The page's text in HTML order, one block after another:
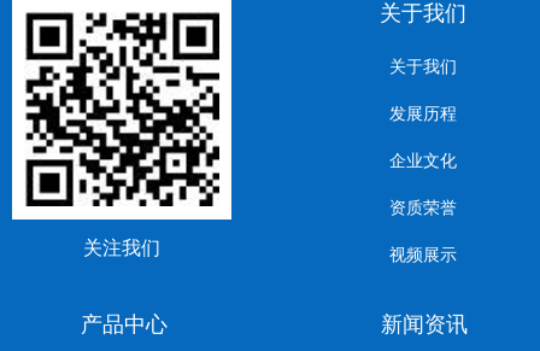
关注我们
关于我们
关于我们
发展历程
企业文化
资质荣誉
视频展示
产品中心 新闻资讯